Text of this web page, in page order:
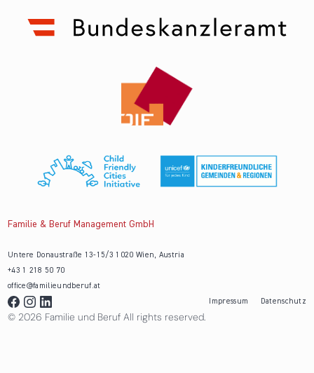
Familie & Beruf Management GmbH
Untere Donaustraße 13-15/3 1020 Wien, Austria
+43 1 218 50 70
office@familieundberuf.at
Impressum
Datenschutz
© 2026 Familie und Beruf All rights reserved.